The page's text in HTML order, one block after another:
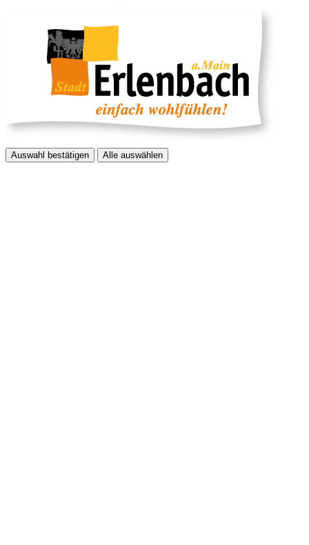
Auswahl bestätigen Alle auswählen